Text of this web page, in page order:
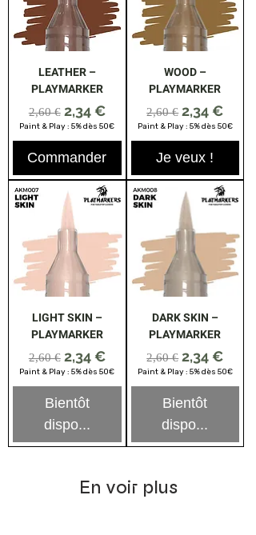
LEATHER –
PLAYMARKER
Prix original
2,60 € Prix promotionnel
2,34 €
Paint & Play : 5% dès 50€
Commander
WOOD –
PLAYMARKER
Prix original
2,60 € Prix
2,34 €
Paint & Play : 5% dès 50€
Je veux !
LIGHT SKIN –
PLAYMARKER
Prix original
2,60 € Prix promotionnel
2,34 €
Paint & Play : 5% dès 50€
Bientôt
dispo...
DARK SKIN –
PLAYMARKER
Prix original
2,60 € Prix
2,34 €
Paint & Play : 5% dès 50€
Bientôt
dispo...
En voir plus